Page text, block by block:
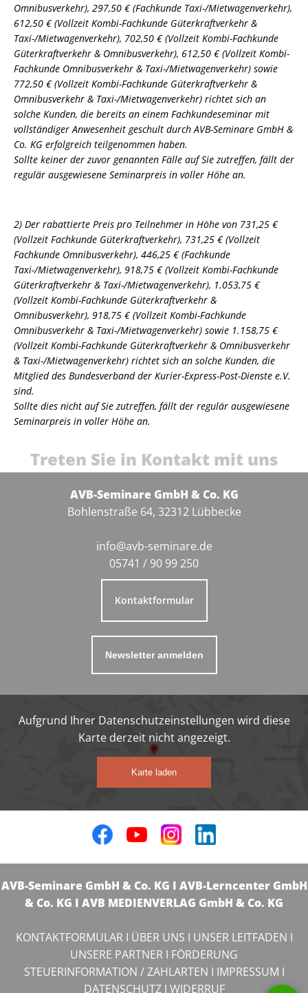
Omnibusverkehr), 297,50 € (Fachkunde Taxi-/Mietwagenverkehr),
612,50 € (Vollzeit Kombi-Fachkunde Güterkraftverkehr &
Taxi-/Mietwagenverkehr), 702,50 € (Vollzeit Kombi-Fachkunde
Güterkraftverkehr & Omnibusverkehr), 612,50 € (Vollzeit Kombi-
Fachkunde Omnibusverkehr & Taxi-/Mietwagenverkehr) sowie
772,50 € (Vollzeit Kombi-Fachkunde Güterkraftverkehr &
Omnibusverkehr & Taxi-/Mietwagenverkehr) richtet sich an
solche Kunden, die bereits an einem Fachkundeseminar mit
vollständiger Anwesenheit geschult durch AVB-Seminare GmbH &
Co. KG erfolgreich teilgenommen haben.
Sollte keiner der zuvor genannten Fälle auf Sie zutreffen, fällt der
regulär ausgewiesene Seminarpreis in voller Höhe an.
2) Der rabattierte Preis pro Teilnehmer in Höhe von 731,25 €
(Vollzeit Fachkunde Güterkraftverkehr), 731,25 € (Vollzeit
Fachkunde Omnibusverkehr), 446,25 € (Fachkunde
Taxi-/Mietwagenverkehr), 918,75 € (Vollzeit Kombi-Fachkunde
Güterkraftverkehr & Taxi-/Mietwagenverkehr), 1.053,75 €
(Vollzeit Kombi-Fachkunde Güterkraftverkehr &
Omnibusverkehr), 918,75 € (Vollzeit Kombi-Fachkunde
Omnibusverkehr & Taxi-/Mietwagenverkehr) sowie 1.158,75 €
(Vollzeit Kombi-Fachkunde Güterkraftverkehr & Omnibusverkehr
& Taxi-/Mietwagenverkehr) richtet sich an solche Kunden, die
Mitglied des Bundesverband der Kurier-Express-Post-Dienste e.V.
sind.
Sollte dies nicht auf Sie zutreffen, fällt der regulär ausgewiesene
Seminarpreis in voller Höhe an.
Treten Sie in Kontakt mit uns
AVB-Seminare GmbH & Co. KG
Bohlenstraße 64, 32312 Lübbecke
info@avb-seminare.de
05741 / 90 99 250
Kontaktformular
Newsletter anmelden
Aufgrund Ihrer Datenschutzeinstellungen wird diese
Karte derzeit nicht angezeigt.
Karte laden
AVB-Seminare GmbH & Co. KG I AVB-Lerncenter GmbH
& Co. KG I AVB MEDIENVERLAG GmbH & Co. KG
KONTAKTFORMULARI ÜBER UNS I UNSER LEITFADEN I
UNSERE PARTNER I FÖRDERUNG
STEUERINFORMATION / ZAHLARTEN I IMPRESSUM I
DATENSCHUTZI WIDERRUF